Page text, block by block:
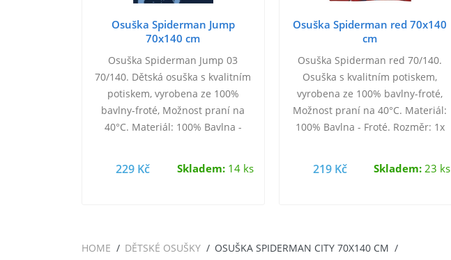
Osuška Spiderman Jump
70x140 cm
Osuška Spiderman Jump 03
70/140. Dětská osuška s kvalitním
potiskem, vyrobena ze 100%
bavlny-froté, Možnost praní na
40°C. Materiál: 100% Bavlna -
229 Kč Skladem:14 ks
Osuška Spiderman red 70x140
cm
Osuška Spiderman red 70/140.
Osuška s kvalitním potiskem,
vyrobena ze 100% bavlny-froté,
Možnost praní na 40°C. Materiál:
100% Bavlna - Froté. Rozměr: 1x
219 Kč Skladem:23 ks
HOME DĚTSKÉ OSUŠKY OSUŠKA SPIDERMAN CITY 70X140 CM